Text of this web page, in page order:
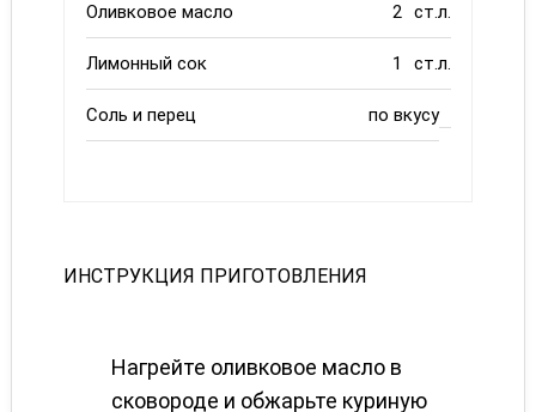
Оливковое масло 2 ст.л.
Лимонный сок 1 ст.л.
Соль и перец по вкусу
ИНСТРУКЦИЯ ПРИГОТОВЛЕНИЯ
Нагрейте оливковое масло в
сковороде и обжарьте куриную